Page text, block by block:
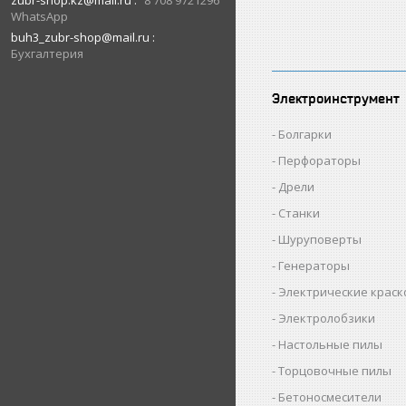
WhatsApp
buh3_zubr-shop@mail.ru
Бухгалтерия
Электроинструмент
Болгарки
Перфораторы
Дрели
Станки
Шуруповерты
Генераторы
Электрические
Электролобзики
Настольные пилы
Торцовочные пилы
Бетоносмесители